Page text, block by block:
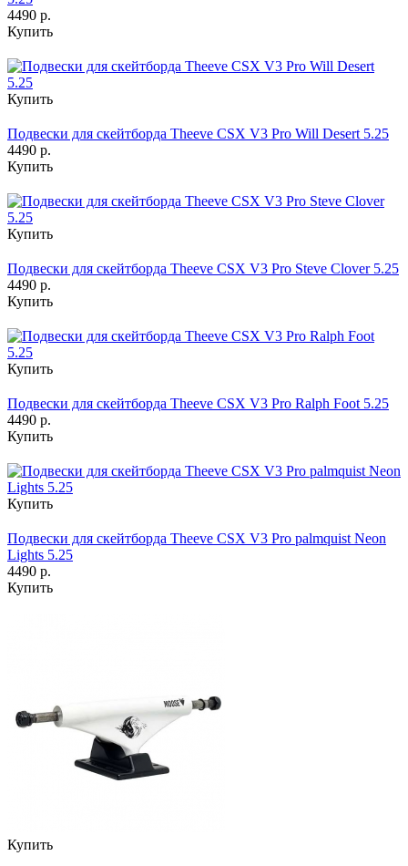
4490 р.
Купить
Купить
Подвески для скейтборда Theeve CSX V3 Pro Will Desert 5.25
4490 р.
Купить
Купить
Подвески для скейтборда Theeve CSX V3 Pro Steve Clover 5.25
4490 р.
Купить
Купить
Подвески для скейтборда Theeve CSX V3 Pro Ralph Foot 5.25
4490 р.
Купить
Купить
Подвески для скейтборда Theeve CSX V3 Pro palmquist Neon
Lights 5.25
4490 р.
Купить
Купить